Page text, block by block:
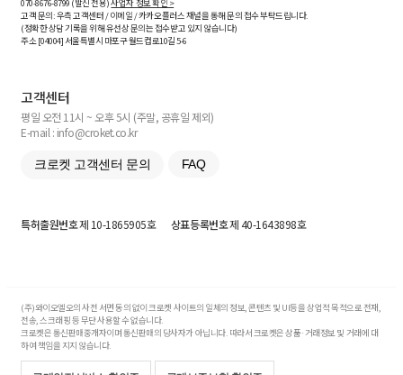
070-8676-8799 (발신 전용)사업자 정보 확인 >
고객 문의: 우측 고객센터 / 이메일 / 카카오플러스 채널을 통해 문의 접수 부탁드립니다.
(정확한 상담 기록을 위해 유선상 문의는 접수받고 있지 않습니다)
주소 [04004] 서울특별시 마포구 월드컵로10길5-6
고객센터
평일 오전 11시 ~ 오후 5시 (주말, 공휴일 제외)
E-mail : info@croket.co.kr
크로켓 고객센터 문의 FAQ
특허출원번호제 10-1865905호 상표등록번호제 40-1643898호
(주)와이오엘오의 사전 서면 동의 없이 크로켓 사이트의 일체의 정보, 콘텐츠 및 UI등을 상업적 목적으로 전재,
전송, 스크래핑 등 무단 사용할 수 없습니다.
크로켓은 통신판매중개자이며 통신판매의 당사자가 아닙니다. 따라서 크로켓은 상품·거래정보 및 거래에 대
하여 책임을 지지 않습니다.